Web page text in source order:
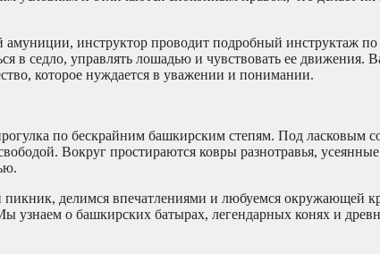
амуниции, инструктор проводит подробный инструктаж по
в седло, управлять лошадью и чувствовать ее движения.
которое нуждается в уважении и понимании.
по бескрайним башкирским степям. Под ласковым
Вокруг простираются ковры разнотравья,
делимся впечатлениями и любуемся окружающей
узнаем о башкирских батырах, легендарных конях и